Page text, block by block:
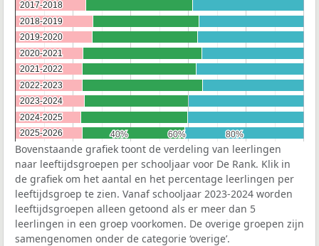
40%
40% 60%
60% 80%
80%
2017-2018
2017-2018
2018-2019
2018-2019
2019-2020
2019-2020
2020-2021
2020-2021
2021-2022
2021-2022
2022-2023
2022-2023
2023-2024
2023-2024
2024-2025
2024-2025
2025-2026
2025-2026
Bovenstaande grafiek toont de verdeling van leerlingen
naar leeftijdsgroepen per schooljaar voor De Rank. Klik in
de grafiek om het aantal en het percentage leerlingen per
leeftijdsgroep te zien. Vanaf schooljaar 2023-2024 worden
leeftijdsgroepen alleen getoond als er meer dan 5
leerlingen in een groep voorkomen. De overige groepen zijn
samengenomen onder de categorie ‘overige’.